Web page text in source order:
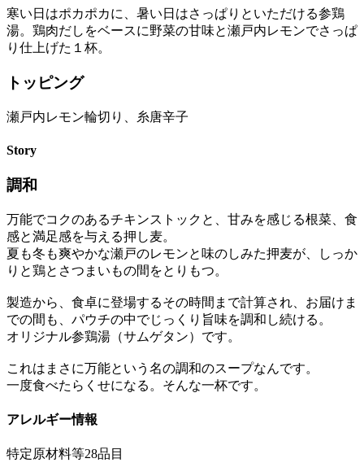
寒い日はポカポカに、暑い日はさっぱりといただける参鶏
湯。鶏肉だしをベースに野菜の甘味と瀬戸内レモンでさっぱ
り仕上げた１杯。
トッピング
瀬戸内レモン輪切り、糸唐辛子
Story
調和
万能でコクのあるチキンストックと、甘みを感じる根菜、食
感と満足感を与える押し麦。
夏も冬も爽やかな瀬戸のレモンと味のしみた押麦が、しっか
りと鶏とさつまいもの間をとりもつ。
製造から、食卓に登場するその時間まで計算され、お届けま
での間も、パウチの中でじっくり旨味を調和し続ける。
オリジナル参鶏湯（サムゲタン）です。
これはまさに万能という名の調和のスープなんです。
一度食べたらくせになる。そんな一杯です。
アレルギー情報
特定原材料等28品目